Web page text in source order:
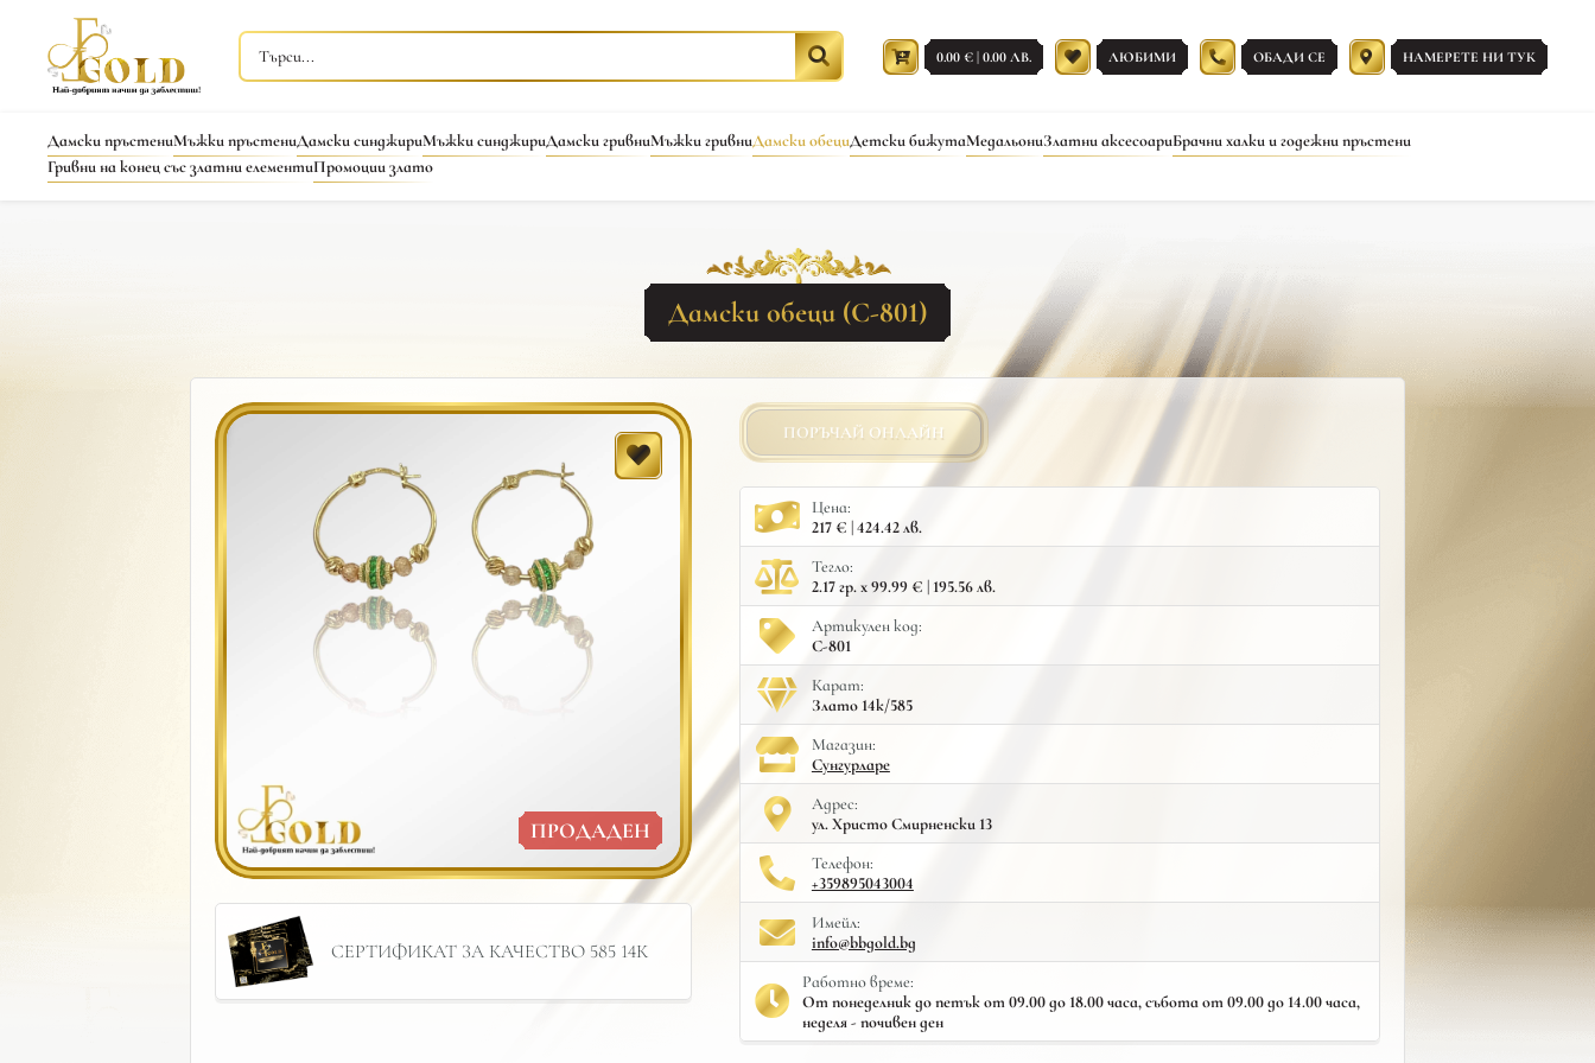
0.00 € | 0.00 ЛВ. ЛЮБИМИ ОБАДИ СЕ НАМЕРЕТЕ НИ ТУК
Дамски пръстениМъжки пръстениДамски синджириМъжки синджириДамски гривниМъжки гривниДамски обециДетски бижутаМедальониЗлатни аксесоариБрачни халки и годежни пръстени
Гривни на конец със златни елементиПромоции злато
Дамски обеци (С-801)
ПРОДАДЕН
СЕРТИФИКАТ ЗА КАЧЕСТВО 585 14К
ПОРЪЧАЙ ОНЛАЙН
Цена:
217 € | 424.42 лв.
Тегло:
2.17 гр. x 99.99 € | 195.56 лв.
Артикулен код:
С-801
Карат:
Злато 14к/585
Mагазин:
Сунгурларе
Адрес:
ул. Христо Смирненски 13
Телефон:
+359895043004
Имейл:
info@bbgold.bg
Работно време:
От понеделник до петък от 09.00 до 18.00 часа, събота от 09.00 до 14.00 часа,
неделя - почивен ден